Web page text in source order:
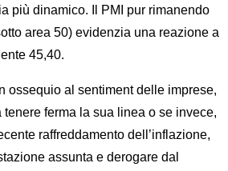
più dinamico. Il PMI pur rimanendo
area 50) evidenzia una reazione a
45,40.
ossequio al sentiment delle imprese,
ferma la sua linea o se invece,
raffreddamento dell’inflazione,
assunta e derogare dal